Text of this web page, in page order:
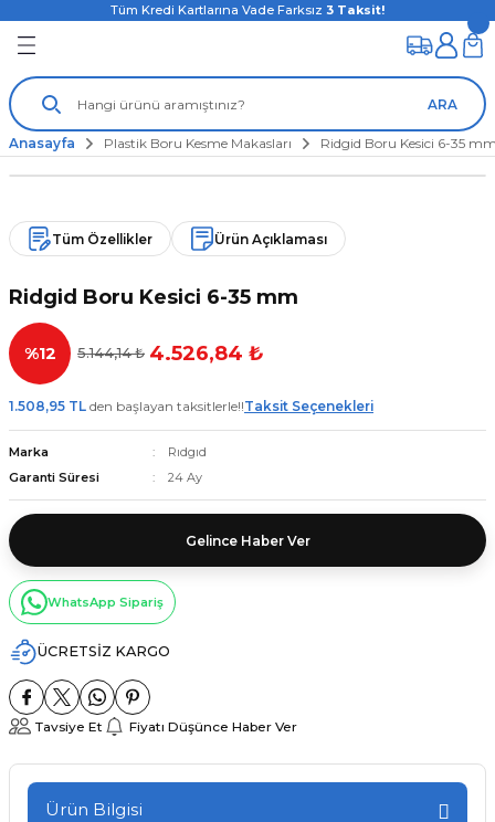
Tüm Kredi Kartlarına Vade Farksız 3 Taksit!
ARA
Anasayfa Plastik Boru Kesme Makasları Ridgid Boru Kesici 6-35
Tüm Özellikler Ürün Açıklaması
Ridgid Boru Kesici 6-35 mm
%12 5.144,14 ₺ 4.526,84 ₺
1.508,95 TL den başlayan taksitlerle!!Taksit Seçenekleri
Marka
Rıdgıd
Garanti Süresi
24 Ay
Gelince Haber Ver
WhatsApp Sipariş
ÜCRETSİZ KARGO
Tavsiye Et Fiyatı Düşünce Haber Ver
Ürün Bilgisi